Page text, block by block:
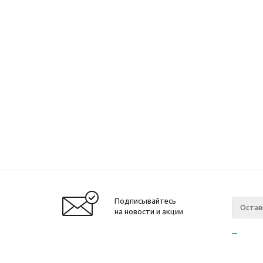
Подписывайтесь
на новости и акции